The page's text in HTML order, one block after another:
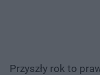
Przyszły rok to